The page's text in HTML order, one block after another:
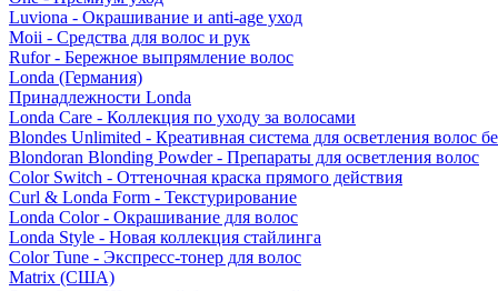
Luviona - Окрашивание и anti-age уход
Moii - Средства для волос и рук
Rufor - Бережное выпрямление волос
Londa (Германия)
Принадлежности Londa
Londa Care - Коллекция по уходу за волосами
Blondes Unlimited - Креативная система для осветления волос
Blondoran Blonding Powder - Препараты для осветления волос
Color Switch - Оттеночная краска прямого действия
Curl & Londa Form - Текстурирование
Londa Color - Окрашивание для волос
Londa Style - Новая коллекция стайлинга
Color Tune - Экспресс-тонер для волос
Matrix (США)